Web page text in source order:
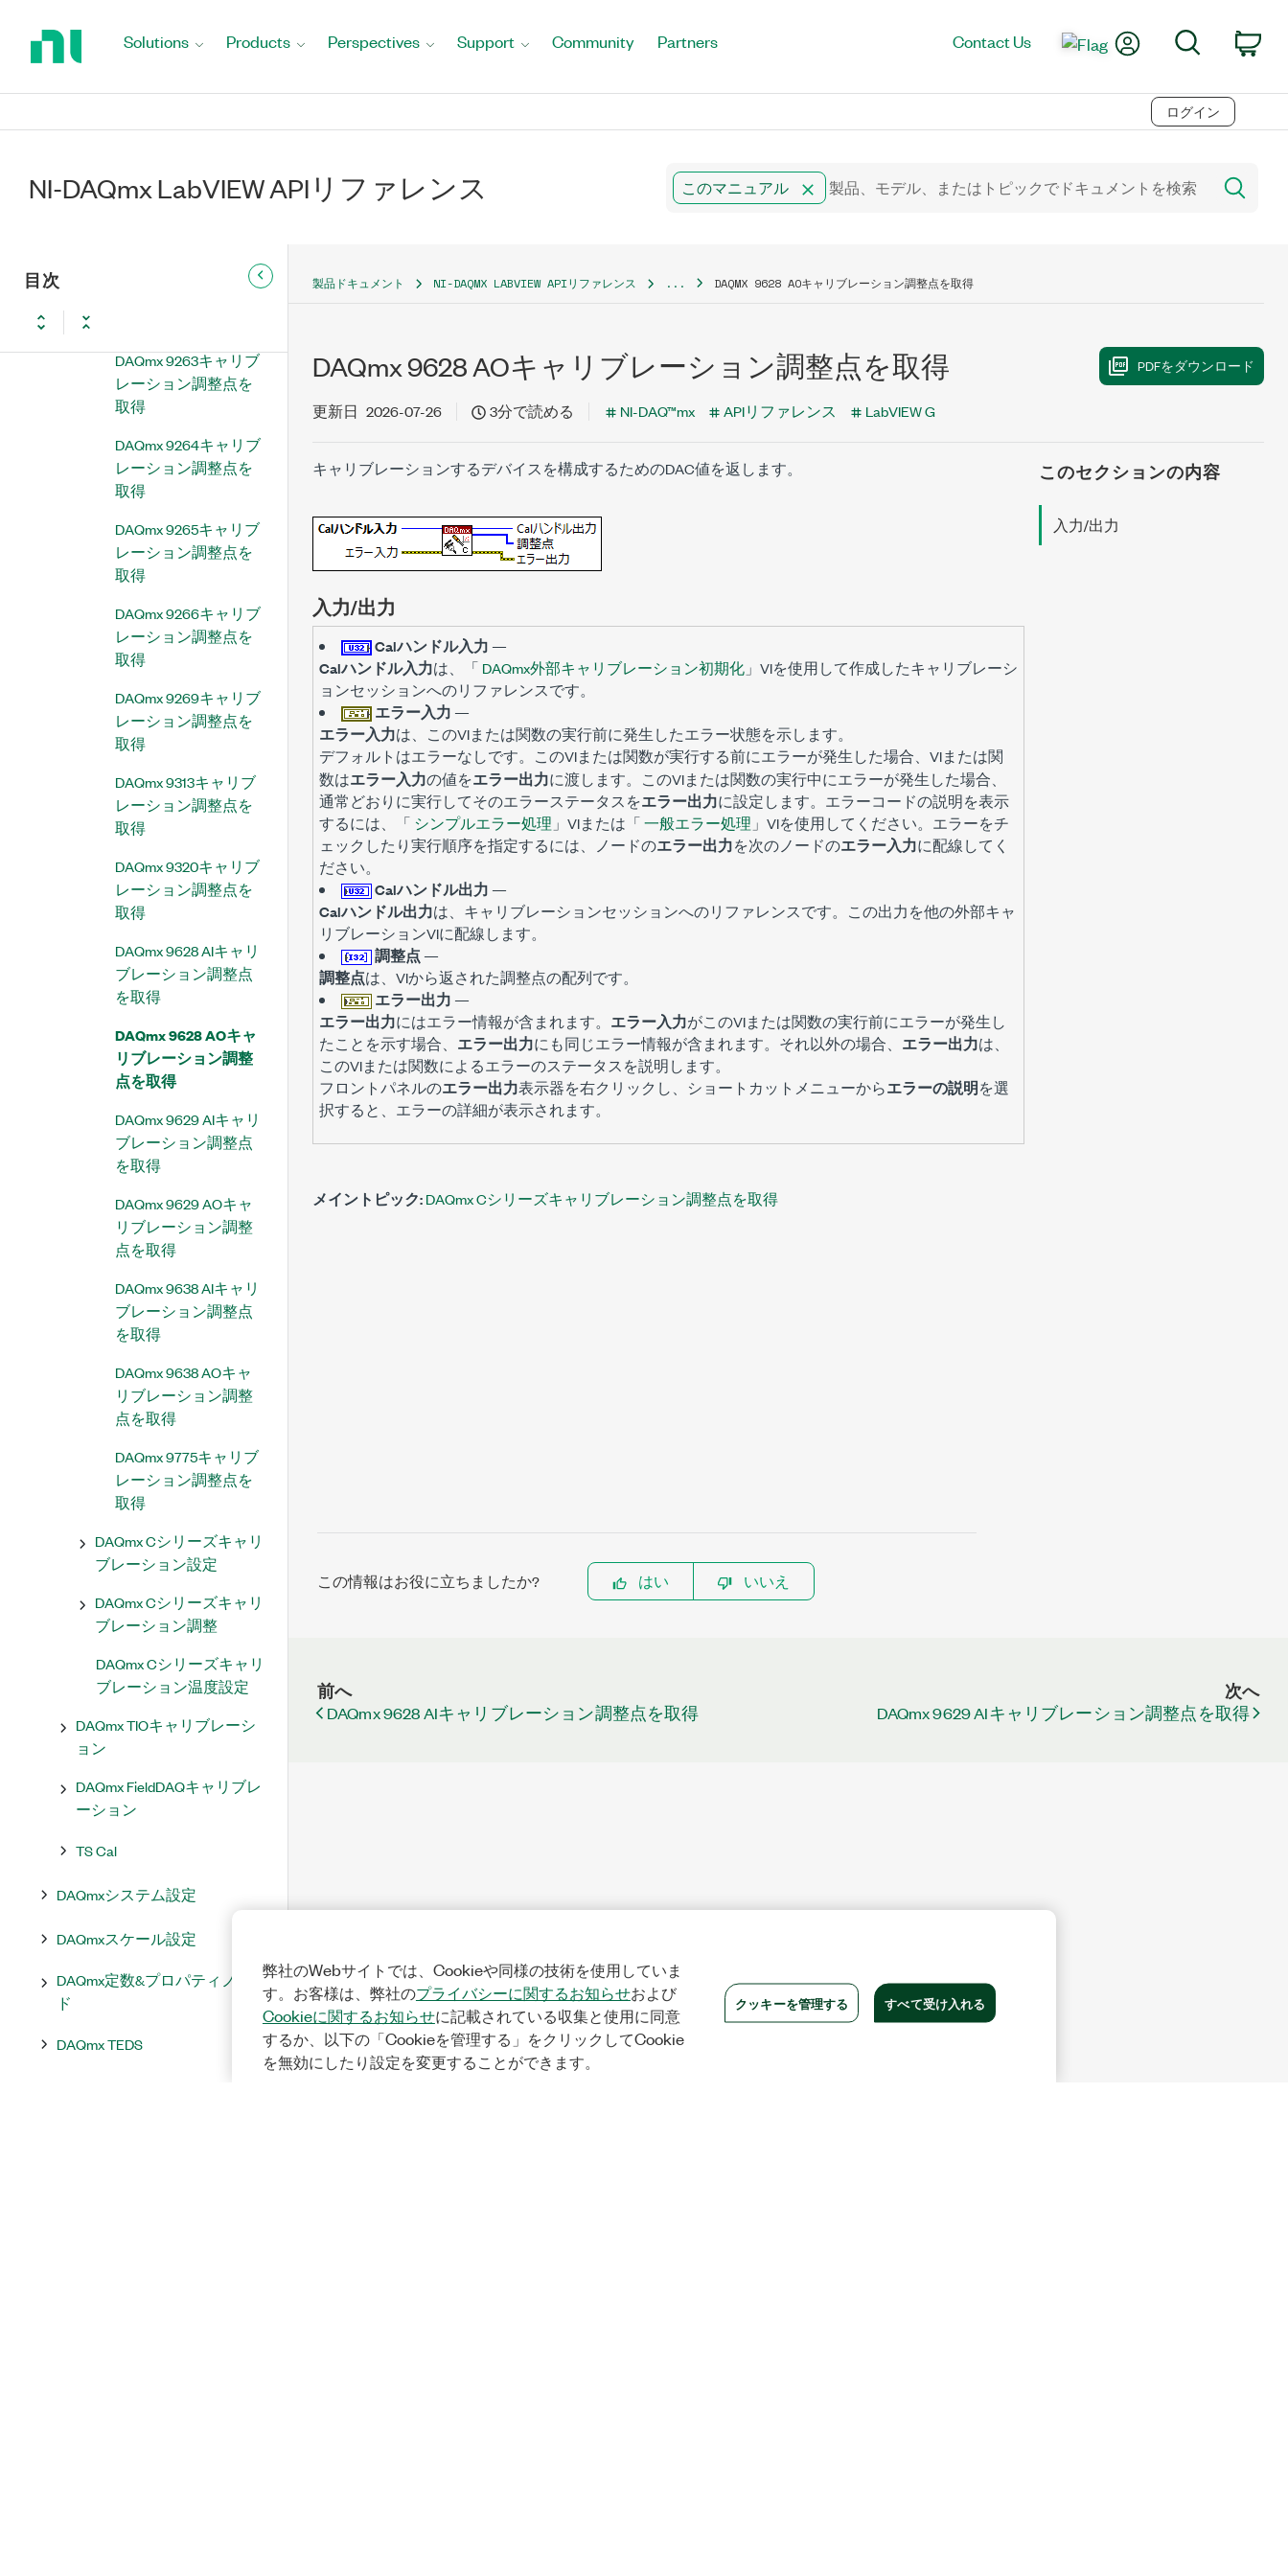
Solutions Products Perspectives Support Community Partners Contact Us My AccountSearch
ログイン
NI-DAQmx LabVIEW APIリファレンス このマニュアル
目次
レーション調整点を
レーション調整点を
DAQmx 9260キャリブ
DAQmx 9262キャリブ
DAQmx 9263キャリブ
レーション調整点を
取得
DAQmx 9264キャリブ
レーション調整点を
取得
DAQmx 9265キャリブ
レーション調整点を
取得
DAQmx 9266キャリブ
レーション調整点を
取得
DAQmx 9269キャリブ
レーション調整点を
取得
DAQmx 9313キャリブ
レーション調整点を
取得
DAQmx 9320キャリブ
レーション調整点を
取得
DAQmx 9628 AIキャリ
ブレーション調整点
を取得
DAQmx 9628 AOキャ
リブレーション調整
点を取得
DAQmx 9629 AIキャリ
ブレーション調整点
を取得
DAQmx 9629 AOキャ
リブレーション調整
点を取得
DAQmx 9638 AIキャリ
ブレーション調整点
を取得
DAQmx 9638 AOキャ
リブレーション調整
点を取得
DAQmx 9775キャリブ
レーション調整点を
取得
DAQmx Cシリーズキャリ
ブレーション設定
DAQmx Cシリーズキャリ
ブレーション調整
DAQmx Cシリーズキャリ
ブレーション温度設定
DAQmx TIOキャリブレーシ
ョン
DAQmx FieldDAQキャリブレ
ーション
TS Cal
DAQmxシステム設定
DAQmxスケール設定
DAQmx定数&プロパティノー
ド
DAQmx TEDS
製品ドキュメント NI-DAQMX LABVIEW APIリファレンス ... DAQMX 9628 AOキャリブレーション調整点を取得
DAQmx 9628 AOキャリブレーション調整点を取得
更新日 2026-07-26 3分で読める NI-DAQ™mx APIリファレンス LabVIEW G
キャリブレーションするデバイスを構成するためのDAC値を返します。
入力/出力
Calハンドル入力 —
Calハンドル入力は、「 DAQmx外部キャリブレーション初期化 」VIを使用して作成したキャリブレーシ
ョンセッションへのリファレンスです。
エラー入力 —
エラー入力は、このVIまたは関数の実行前に発生したエラー状態を示します。
デフォルトはエラーなしです。このVIまたは関数が実行する前にエラーが発生した場合、VIまたは関
数はエラー入力の値をエラー出力に渡します。このVIまたは関数の実行中にエラーが発生した場合、
通常どおりに実行してそのエラーステータスをエラー出力に設定します。エラーコードの説明を表示
するには、「 シンプルエラー処理 」VIまたは「一般エラー処理 」VIを使用してください。エラーをチ
ェックしたり実行順序を指定するには、ノードのエラー出力を次のノードのエラー入力に配線してく
ださい。
Calハンドル出力 —
Calハンドル出力は、キャリブレーションセッションへのリファレンスです。この出力を他の外部キャ
リブレーションVIに配線します。
調整点 —
調整点は、VIから返された調整点の配列です。
エラー出力 —
エラー出力にはエラー情報が含まれます。 エラー入力がこのVIまたは関数の実行前にエラーが発生し
たことを示す場合、 エラー出力にも同じエラー情報が含まれます。それ以外の場合、 エラー出力は、
このVIまたは関数によるエラーのステータスを説明します。
フロントパネルのエラー出力表示器を右クリックし、ショートカットメニューからエラーの説明を選
択すると、エラーの詳細が表示されます。
メイントピック:DAQmx Cシリーズキャリブレーション調整点を取得
このセクションの内容
入力/出力
この情報はお役に立ちましたか? はい いいえ
前へ
DAQmx 9628 AIキャリブレーション調整点を取得
次へ
DAQmx 9629 AIキャリブレーション調整点を取得
弊社のWebサイトでは、Cookieや同様の技術を使用していま
す。お客様は、弊社のプライバシーに関するお知らせおよび
Cookieに関するお知らせに記載されている収集と使用に同意
するか、以下の「Cookieを管理する」をクリックしてCookie
を無効にしたり設定を変更することができます。
クッキーを管理する すべて受け入れる